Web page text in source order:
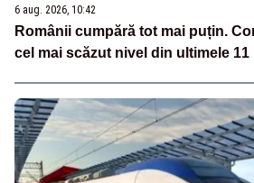
6 aug. 2026, 10:42
Românii cumpără tot mai puțin.
cel mai scăzut nivel din ultimele 11